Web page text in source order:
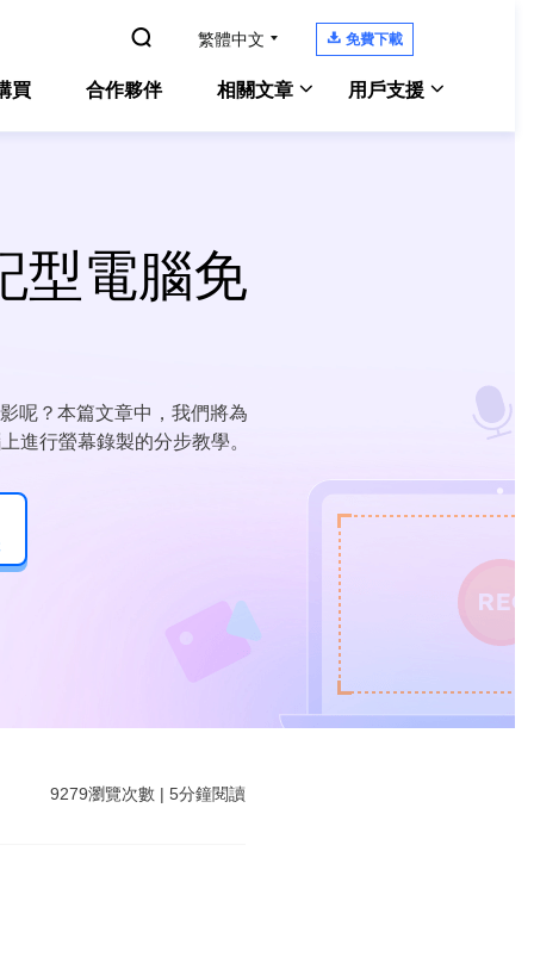
 繁體中文  免費下載
Mac 版本
螢幕錄製
買 合作夥伴 相關文章 用戶支援
Chat 支援
聯絡技術人員
型電腦免
呢？本篇文章中，我們將為
進行螢幕錄製的分步教學。
9279瀏覽次數 | 5分鐘閱讀